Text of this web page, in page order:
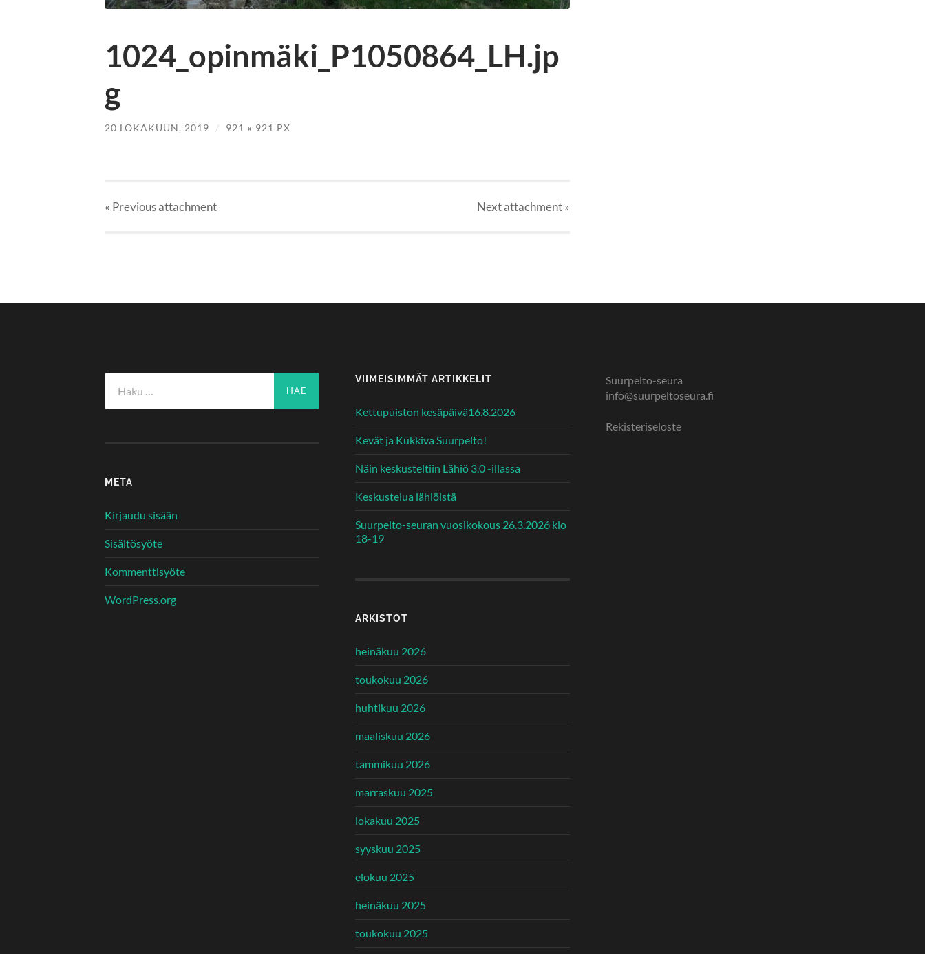
1024_opinmäki_P1050864_LH.jp
g
20 LOKAKUUN, 2019 / 921 x 921 PX
« Previousattachment Nextattachment»
META
Kirjaudu sisään
Sisältösyöte
Kommenttisyöte
WordPress.org
VIIMEISIMMÄT ARTIKKELIT
Kettupuiston kesäpäivä16.8.2026
Kevät ja Kukkiva Suurpelto!
Näin keskusteltiin Lähiö 3.0 -illassa
Keskustelua lähiöistä
Suurpelto-seuran vuosikokous 26.3.2026 klo
18-19
ARKISTOT
heinäkuu 2026
toukokuu 2026
huhtikuu 2026
maaliskuu 2026
tammikuu 2026
marraskuu 2025
lokakuu 2025
syyskuu 2025
elokuu 2025
heinäkuu 2025
toukokuu 2025
Suurpelto-seura
info@suurpeltoseura.fi
Rekisteriseloste